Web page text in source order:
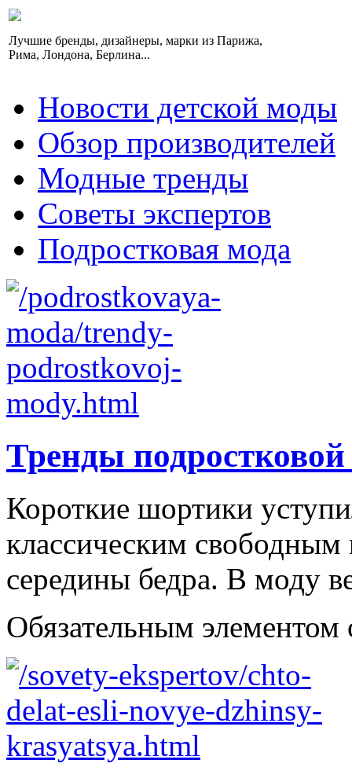
Лучшие бренды, дизайнеры, марки из Парижа,
Рима, Лондона, Берлина...
Новости детской моды
Обзор производителей
Модные тренды
Советы экспертов
Подростковая мода
Тренды
Короткие шортики
классическим
середины бедра. В моду
Обязательным элементом